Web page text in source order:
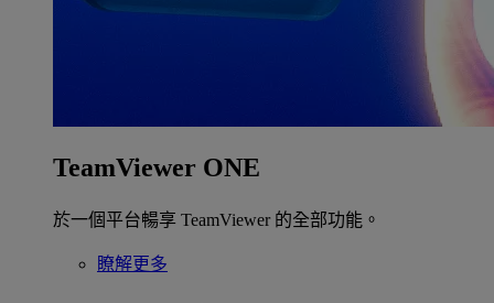
TeamViewer ONE
於一個平台暢享 TeamViewer 的全部功能。
瞭解更多